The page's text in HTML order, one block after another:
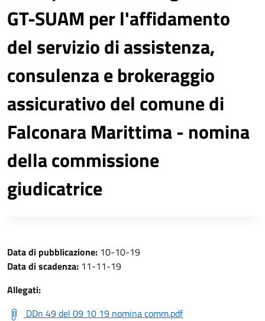
GT-SUAM per l'affidamento
del servizio di assistenza,
consulenza e brokeraggio
assicurativo del comune di
Falconara Marittima - nomina
della commissione
giudicatrice
Data di pubblicazione: 10-10-19
Data di scadenza: 11-11-19
Allegati:
DDn 49 del 09 10 19 nomina comm.pdf